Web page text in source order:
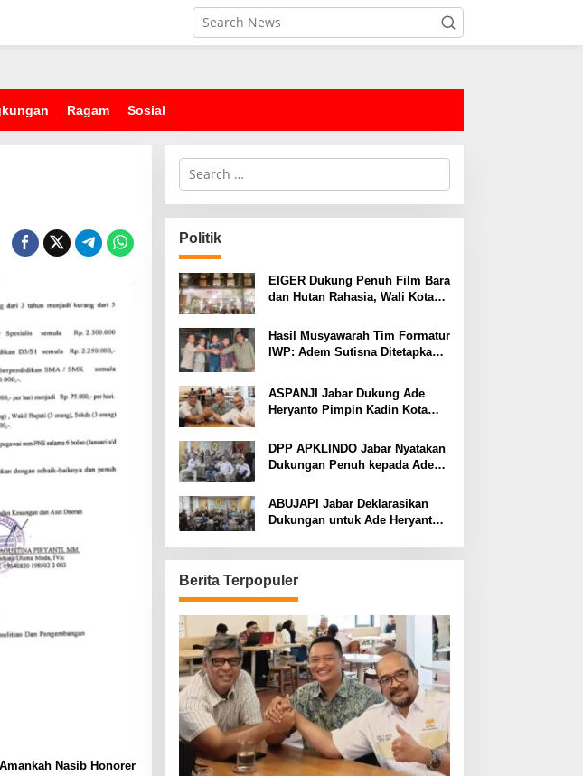
Ragam Sosial
Nasib Honorer
S
r
c
h
f
o
r
:
Politik
EIGER Dukung Penuh Film Bara
dan Hutan Rahasia, Wali Kota
Hasil Musyawarah Tim Formatur
IWP: Adem Sutisna Ditetapkan
ASPANJI Jabar Dukung Ade
Heryanto Pimpin Kadin Kota
DPP APKLINDO Jabar Nyatakan
Dukungan Penuh kepada Ade
Bandung
ABUJAPI Jabar Deklarasikan
Dukungan untuk Ade Heryanto
Berita Terpopuler